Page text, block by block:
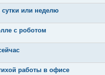
или неделю
с роботом
работы в офисе